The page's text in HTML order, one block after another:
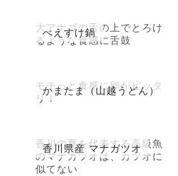
べえすけ鍋
大アナゴの舌の上でとろけ
るような食感に舌鼓
かまたま（山越うどん）
モチっと食感に卵がピッタ
リ！
香川県産 マナガツオ
香川の夏を代表する高級魚
のマナガツオは、カツオに
似てない